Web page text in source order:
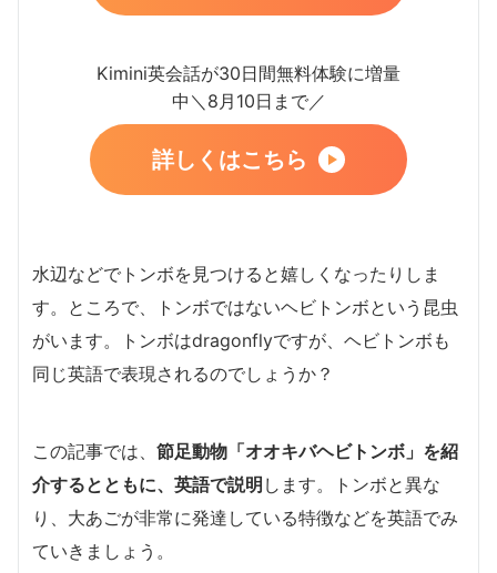
Kimini英会話が30日間無料体験に増量
中＼8月10日まで／
詳しくはこちら
水辺などでトンボを見つけると嬉しくなったりしま
す。ところで、トンボではないヘビトンボという昆虫
がいます。トンボはdragonflyですが、ヘビトンボも
同じ英語で表現されるのでしょうか？
この記事では、 節足動物「オオキバヘビトンボ」を紹
介するとともに、英語で説明 します。トンボと異な
り、大あごが非常に発達している特徴などを英語でみ
ていきましょう。